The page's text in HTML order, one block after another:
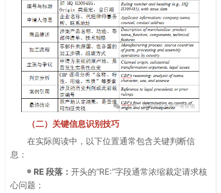
（二）关键信息识别技巧
在实际阅读中，以下位置通常包含关键判断信
息：
RE 段落： 开头的“RE:”字段通常浓缩裁定请求核
心问题；